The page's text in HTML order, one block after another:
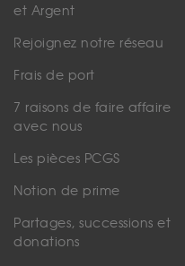
et Argent
Rejoignez notre réseau
Frais de port
7 raisons de faire affaire
avec nous
Les pièces PCGS
Notion de prime
Partages, successions et
donations